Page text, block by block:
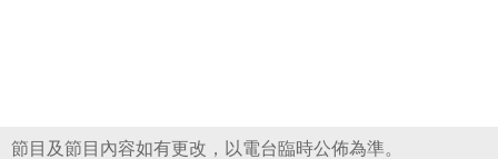
節目及節目內容如有更改，以電台臨時公佈為準。